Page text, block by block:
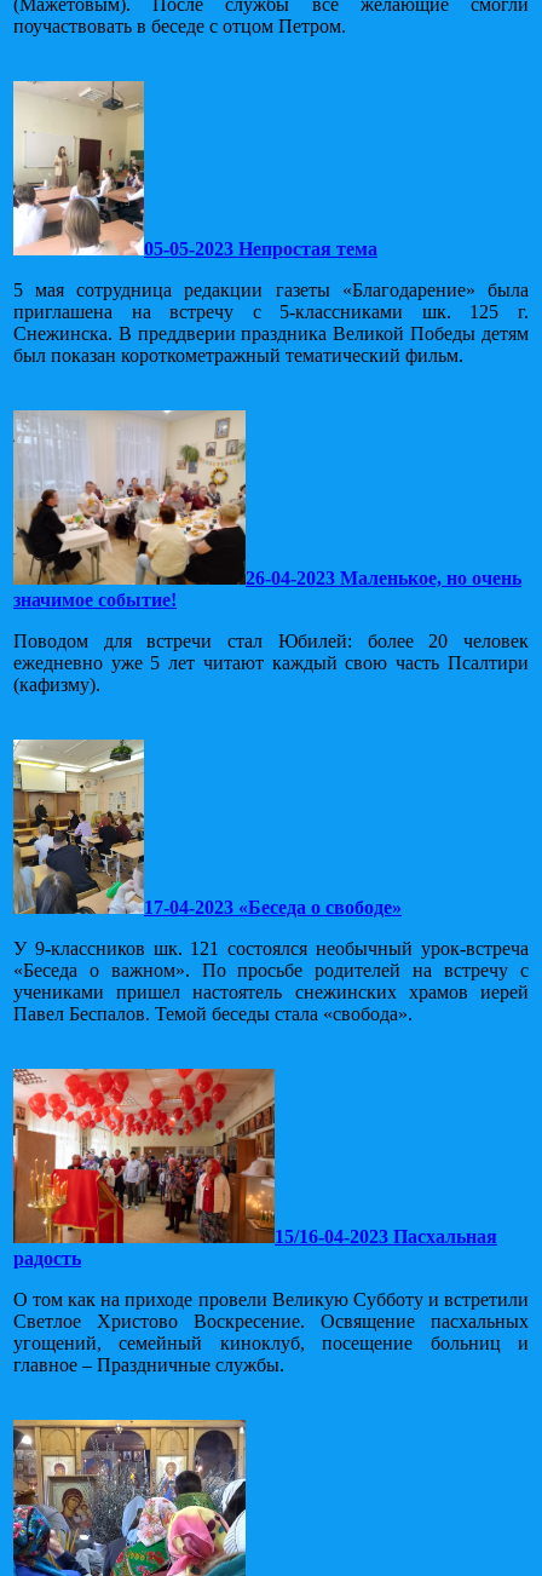
(Мажетовым). После службы все желающие смогли
поучаствовать в беседе с отцом Петром.
05-05-2023 Непростая тема
5 мая сотрудница редакции газеты «Благодарение» была
приглашена на встречу с 5-классниками шк. 125 г.
Снежинска. В преддверии праздника Великой Победы детям
был показан короткометражный тематический фильм.
26-04-2023 Маленькое, но очень
значимое событие!
Поводом для встречи стал Юбилей: более 20 человек
ежедневно уже 5 лет читают каждый свою часть Псалтири
(кафизму).
17-04-2023 «Беседа о свободе»
У 9-классников шк. 121 состоялся необычный урок-встреча
«Беседа о важном». По просьбе родителей на встречу с
учениками пришел настоятель снежинских храмов иерей
Павел Беспалов. Темой беседы стала «свобода».
15/16-04-2023 Пасхальная
радость
О том как на приходе провели Великую Субботу и встретили
Светлое Христово Воскресение. Освящение пасхальных
угощений, семейный киноклуб, посещение больниц и
главное – Праздничные службы.